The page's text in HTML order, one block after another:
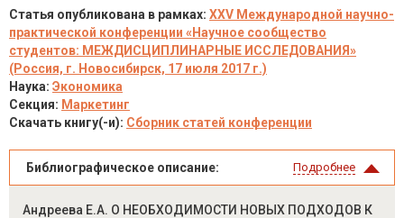
Статья опубликована в рамках: XXV Международной научно-
практической конференции «Научное сообщество
студентов: МЕЖДИСЦИПЛИНАРНЫЕ ИССЛЕДОВАНИЯ»
(Россия, г. Новосибирск, 17 июля 2017 г.)
Наука: Экономика
Секция: Маркетинг
Скачать книгу(-и): Сборник статей конференции
Библиографическое описание: Подробнее
Андреева Е.А. О НЕОБХОДИМОСТИ НОВЫХ ПОДХОДОВ К